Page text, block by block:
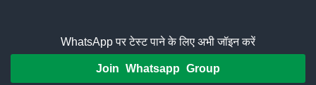
WhatsApp पर टेस्ट पाने के लिए अभी जॉइन करें
Join Whatsapp Group